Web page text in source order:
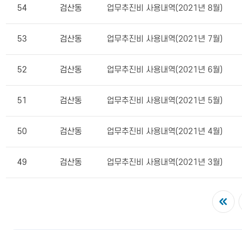
54 검산동 업무추진비 사용내역(2021년 8월)
53 검산동 업무추진비 사용내역(2021년 7월)
52 검산동 업무추진비 사용내역(2021년 6월)
51 검산동 업무추진비 사용내역(2021년 5월)
50 검산동 업무추진비 사용내역(2021년 4월)
49 검산동 업무추진비 사용내역(2021년 3월)